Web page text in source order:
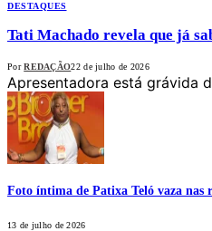
DESTAQUES
Tati Machado revela que já
Por REDAÇÃO22 de julho de 2026
Apresentadora está grávida
Foto íntima de Patixa Teló vaza nas
13 de julho de 2026